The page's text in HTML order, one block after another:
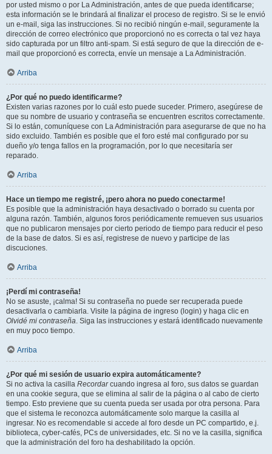
por usted mismo o por La Administración, antes de que pueda identificarse;
esta información se le brindará al finalizar el proceso de registro. Si se le envió
un e-mail, siga las instrucciones. Si no recibió ningún e-mail, seguramente la
dirección de correo electrónico que proporcionó no es correcta o tal vez haya
sido capturada por un filtro anti-spam. Si está seguro de que la dirección de e-
mail que proporcionó es correcta, envíe un mensaje a La Administración.
Arriba
¿Por qué no puedo identificarme?
Existen varias razones por lo cuál esto puede suceder. Primero, asegúrese de
que su nombre de usuario y contraseña se encuentren escritos correctamente.
Si lo están, comuníquese con La Administración para asegurarse de que no ha
sido excluido. También es posible que el foro esté mal configurado por su
dueño y/o tenga fallos en la programación, por lo que necesitaría ser
reparado.
Arriba
Hace un tiempo me registré, ¡pero ahora no puedo conectarme!
Es posible que la administración haya desactivado o borrado su cuenta por
alguna razón. También, algunos foros periódicamente remueven sus usuarios
que no publicaron mensajes por cierto periodo de tiempo para reducir el peso
de la base de datos. Si es así, registrese de nuevo y participe de las
discuciones.
Arriba
¡Perdí mi contraseña!
No se asuste, ¡calma! Si su contraseña no puede ser recuperada puede
desactivarla o cambiarla. Visite la página de ingreso (login) y haga clic en
Olvidé mi contraseña. Siga las instrucciones y estará identificado nuevamente
en muy poco tiempo.
Arriba
¿Por qué mi sesión de usuario expira automáticamente?
Si no activa la casilla Recordarcuando ingresa al foro, sus datos se guardan
en una cookie segura, que se elimina al salir de la página o al cabo de cierto
tiempo. Esto previene que su cuenta pueda ser usada por otra persona. Para
que el sistema le reconozca automáticamente solo marque la casilla al
ingresar. No es recomendable si accede al foro desde un PC compartido, e.j.
biblioteca, cyber-cafés, PCs de universidades, etc. Si no ve la casilla, significa
que la administración del foro ha deshabilitado la opción.